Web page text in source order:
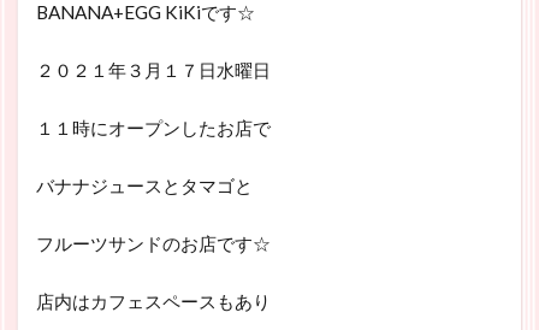
BANANA+EGG KiKiです☆
２０２１年３月１７日水曜日
１１時にオープンしたお店で
バナナジュースとタマゴと
フルーツサンドのお店です☆
店内はカフェスペースもあり